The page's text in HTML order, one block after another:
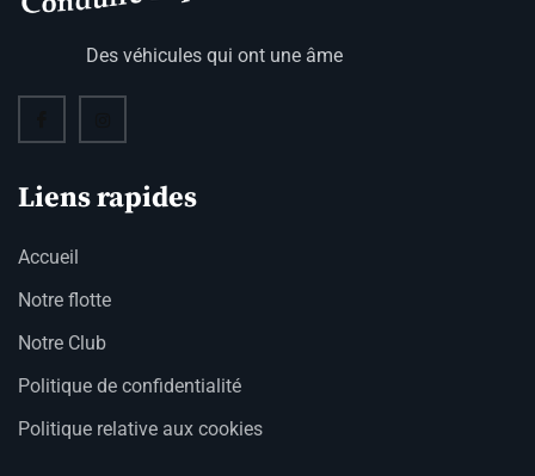
Des véhicules qui ont une âme
Liens rapides
Accueil
Notre flotte
Notre Club
Politique de confidentialité
Politique relative aux cookies